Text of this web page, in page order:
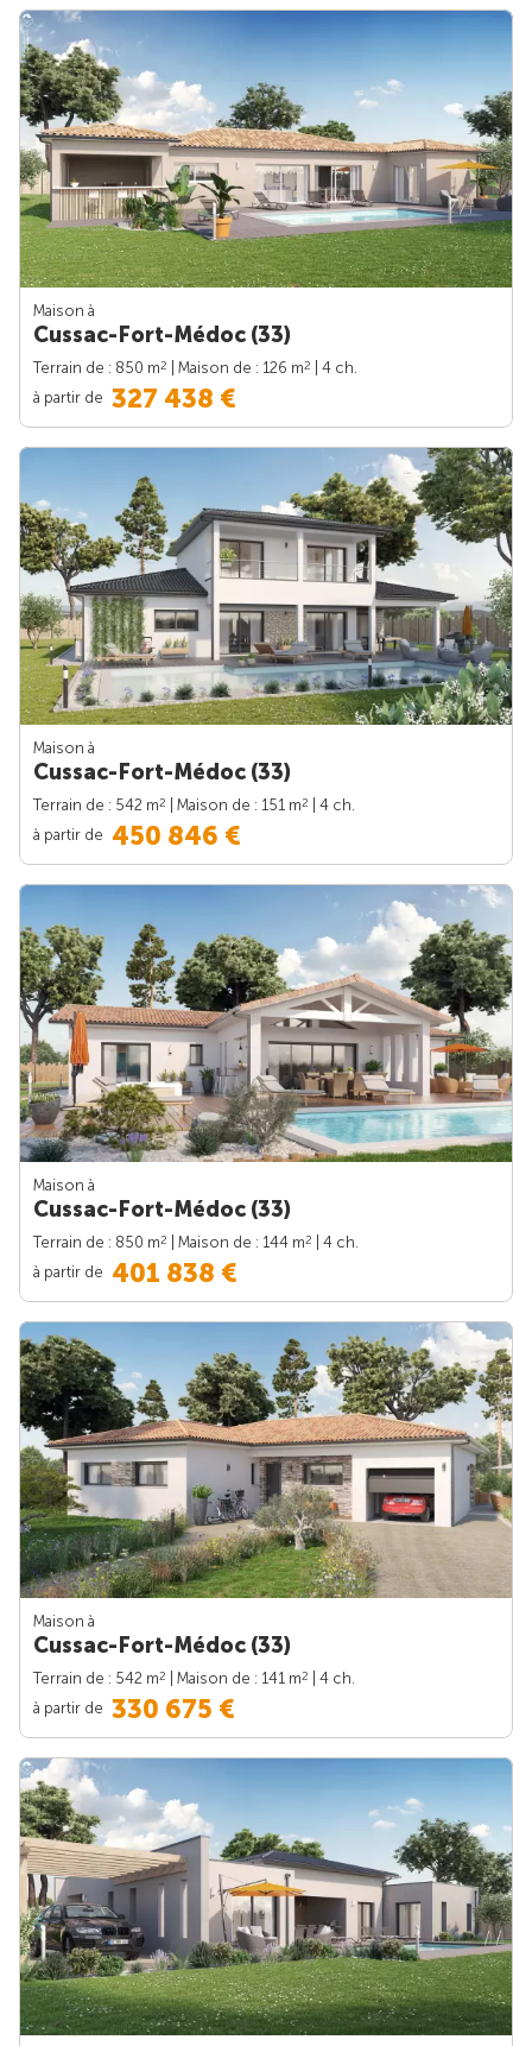
Maison à
Cussac-Fort-Médoc (33)
Terrain de : 850 m2 | Maison de : 126 m2
| 4 ch.
à partir de 327 438 €
Maison à
Cussac-Fort-Médoc (33)
Terrain de : 542 m2 | Maison de : 151 m2
| 4 ch.
à partir de 450 846 €
Maison à
Cussac-Fort-Médoc (33)
Terrain de : 850 m2 | Maison de : 144 m2
| 4 ch.
à partir de 401 838 €
Maison à
Cussac-Fort-Médoc (33)
Terrain de : 542 m2 | Maison de : 141 m2
| 4 ch.
à partir de 330 675 €